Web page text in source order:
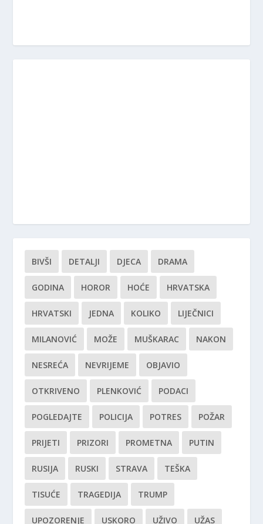
BIVŠI DETALJI DJECA DRAMA
GODINA HOROR HOĆE HRVATSKA
HRVATSKI JEDNA KOLIKO LIJEČNICI
MILANOVIĆ MOŽE MUŠKARAC NAKON
NESREĆA NEVRIJEME OBJAVIO
OTKRIVENO PLENKOVIĆ PODACI
POGLEDAJTE POLICIJA POTRES POŽAR
PRIJETI PRIZORI PROMETNA PUTIN
RUSIJA RUSKI STRAVA TEŠKA
TISUĆE TRAGEDIJA TRUMP
UPOZORENJE USKORO UŽIVO UŽAS